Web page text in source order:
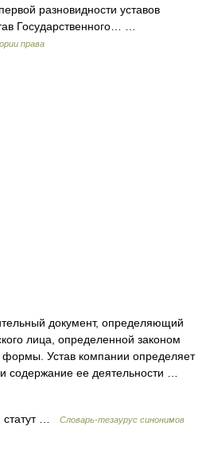
разновидности уставов
Государственного… …
права
документ, определяющий
лица, определенной законом
формы. Устав компании определяет
содержание ее деятельности …
…
Словарь-тезаурус синонимов